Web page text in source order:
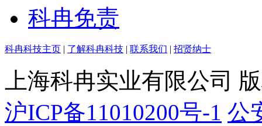
科冉免责
科冉科技主页 | 了解科冉科技 | 联系我们 | 招贤纳士
上海科冉实业有限公司
沪ICP备11010200号-1 公